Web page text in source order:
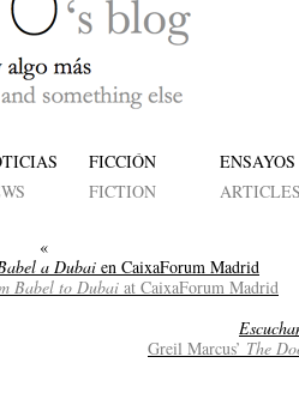
FICCIÓN
FICTION
ENSAYOS
«
a Dubai en CaixaForum Madrid
Babel to Dubai at CaixaForum Madrid
Greil Marcus’ The